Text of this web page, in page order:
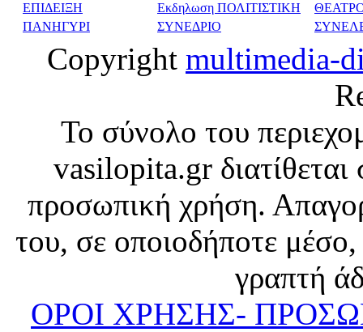
ΕΠΙΔΕΙΞΗ
Εκδηλωση ΠΟΛΙΤΙΣΤΙΚΗ
ΠΑΝΗΓΥΡΙ
ΣΥΝΕΔΡΙΟ
Copyright multimedia-
Το σύνολο του
vasilopita.gr διατίθεται
προσωπική χρήση.
του, σε οποιοδήποτε
γραπτή
ΟΡΟΙ ΧΡΗΣΗΣ-